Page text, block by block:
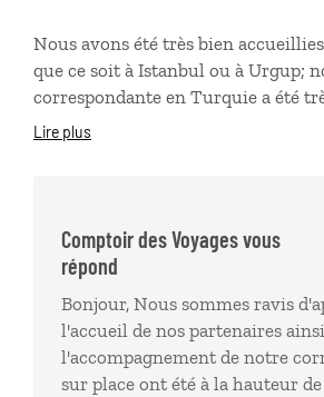
Nous avons été très bien
que ce soit à Istanbul ou à Urgup;
correspondante en Turquie a été
que nous étions en difficulté à la
des voyages pour le suivi et
du voyage.
Lire plus
Comptoir des Voyages vous
répond
Bonjour, Nous sommes ravis
l'accueil de nos partenaires
l'accompagnement de notre
sur place ont été à la hauteur